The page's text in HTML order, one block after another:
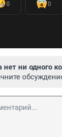
0 0
нет ни одного